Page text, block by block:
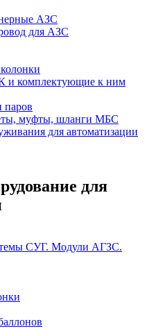
АЗС
для АЗС
и комплектующие к ним
паров
муфты, шланги МБС
для автоматизации
для
СУГ. Модули АГЗС.